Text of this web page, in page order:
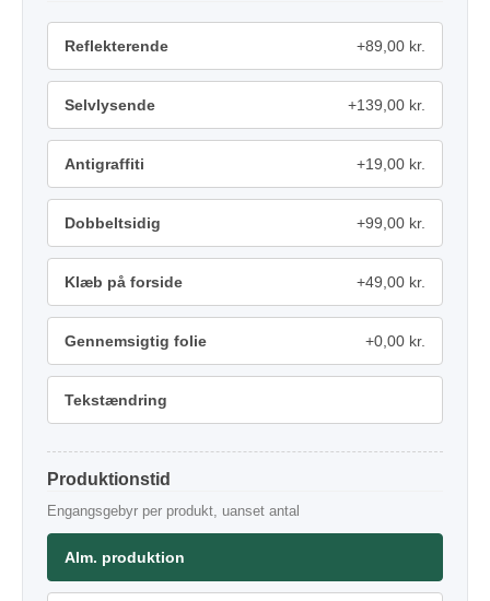
Reflekterende +89,00 kr.
Selvlysende +139,00 kr.
Antigraffiti +19,00 kr.
Dobbeltsidig +99,00 kr.
Klæb på forside +49,00 kr.
Gennemsigtig folie +0,00 kr.
Tekstændring
Produktionstid
Engangsgebyr per produkt, uanset antal
Alm. produktion